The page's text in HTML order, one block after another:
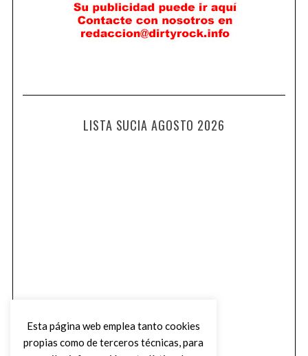
LISTA SUCIA AGOSTO 2026
Esta página web emplea tanto cookies
propias como de terceros técnicas, para